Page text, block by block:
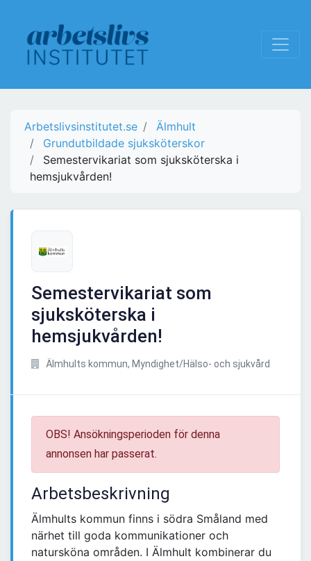
Arbetslivsinstitutet.se
Älmhult
Grundutbildade sjuksköterskor
Semestervikariat som sjuksköterska i
hemsjukvården!
Semestervikariat som
sjuksköterska i
hemsjukvården!
Älmhults kommun, Myndighet/Hälso- och sjukvård
OBS! Ansökningsperioden för denna
annonsen har passerat.
Arbetsbeskrivning
Älmhults kommun finns i södra Småland med
närhet till goda kommunikationer och
natursköna områden. I Älmhult kombinerar du